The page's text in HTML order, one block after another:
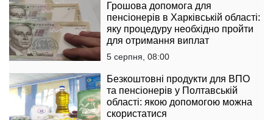
Грошова допомога для
пенсіонерів в Харківській області:
яку процедуру необхідно пройти
для отримання виплат
5 серпня, 08:00
Безкоштовні продукти для ВПО
та пенсіонерів у Полтавській
області: якою допомогою можна
скористатися